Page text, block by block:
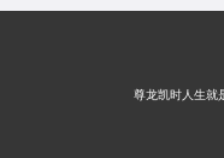
尊龙凯时人生就